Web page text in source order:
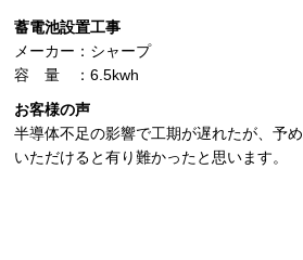
蓄電池設置工事
メーカー：シャープ
容 量 ：6.5kwh
お客様の声
半導体不足の影響で工期が遅れたが、予
いただけると有り難かったと思います。